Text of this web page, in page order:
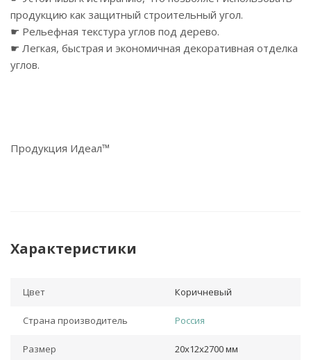
продукцию как защитный строительный угол.
☛ Рельефная текстура углов под дерево.
☛ Легкая, быстрая и экономичная декоративная отделка
углов.
Продукция Идеал™
Характеристики
Цвет Коричневый
Страна производитель Россия
Размер 20х12х2700 мм